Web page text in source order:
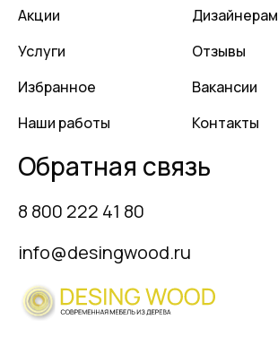
Акции
Услуги
Избранное
Наши работы
Дизайнерам
Отзывы
Вакансии
Контакты
Обратная связь
8 800 222 41 80
info@desingwood.ru